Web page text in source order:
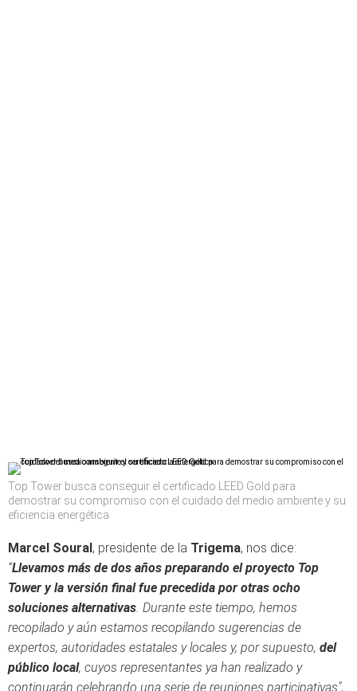
Top Tower busca conseguir el certificado LEED Gold para
demostrar su compromiso con el cuidado del medio ambiente y su
eficiencia energética
Marcel Soural, presidente de la Trigema, nos dice:
“Llevamos más de dos años preparando el proyecto Top
Tower y la versión final fue precedida por otras ocho
soluciones alternativas. Durante este tiempo, hemos
recopilado y aún estamos recopilando sugerencias de
expertos, autoridades estatales y locales y, por supuesto, del
público local, cuyos representantes ya han realizado y
continuarán celebrando una serie de reuniones participativas",